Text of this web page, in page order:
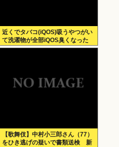
近くでタバコ(iQOS)吸うやつがい
て洗濯物が全部iQOS臭くなった
【歌舞伎】中村小三郎さん（77）
をひき逃げの疑いで書類送検 新